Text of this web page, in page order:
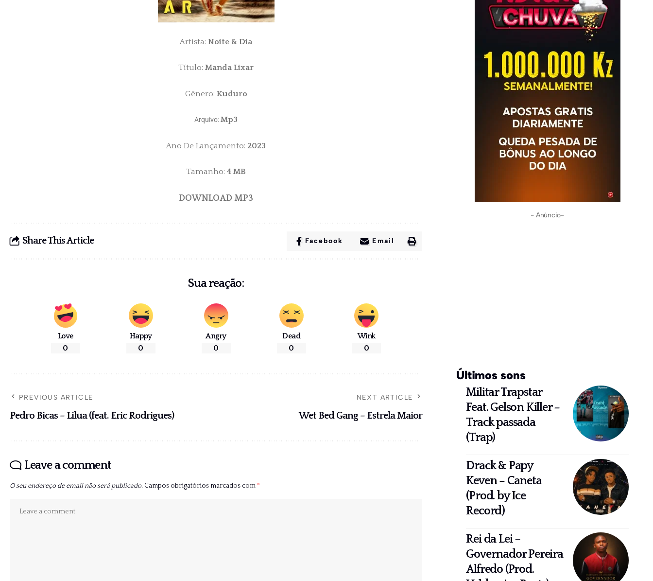
Artista: Noite & Dia
Título: Manda Lixar
Gênero: Kuduro
Arquivo:Mp3
Ano De Lançamento:2023
Tamanho: 4 MB
DOWNLOAD MP3
Share This Article Facebook Email
Sua reação:
Love
0
Happy
0
Angry
0
Dead
0
Wink
0
PREVIOUS ARTICLE
Pedro Bicas – Lilua (feat. Eric Rodrigues)
NEXT ARTICLE
Wet Bed Gang – Estrela Maior
Leave a comment
O seu endereço de email não será publicado. Campos obrigatórios marcados com*
- Anúncio-
Últimos sons
Militar Trapstar
Feat. Gelson Killer –
Track passada
(Trap)
Drack & Papy
Keven – Caneta
(Prod. by Ice
Record)
Rei da Lei –
Governador Pereira
Alfredo (Prod.